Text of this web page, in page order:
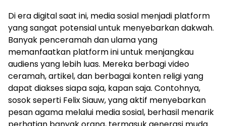
Di era digital saat ini, media sosial menjadi platform
yang sangat potensial untuk menyebarkan dakwah.
Banyak penceramah dan ulama yang
memanfaatkan platform ini untuk menjangkau
audiens yang lebih luas. Mereka berbagi video
ceramah, artikel, dan berbagai konten religi yang
dapat diakses siapa saja, kapan saja. Contohnya,
sosok seperti Felix Siauw, yang aktif menyebarkan
pesan agama melalui media sosial, berhasil menarik